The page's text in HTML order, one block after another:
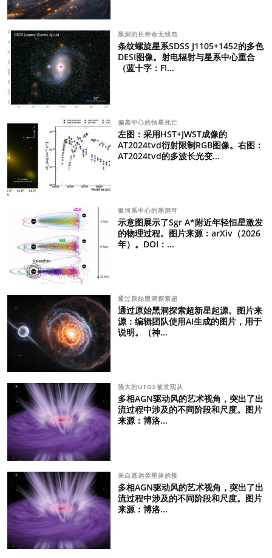
黑洞的长寿命无线电
条纹螺旋星系SDSS J1105+1452的多色
DESI图像。射电辐射与星系中心重合
（蓝十字：FI...
偏离中心的恒星死亡
左图：采用HST+JWST成像的
AT2024tvd衍射限制RGB图像。右图：
AT2024tvd的多波长光变...
银河系中心的黑洞可
示意图展示了Sgr A*附近年轻恒星激发
的物理过程。图片来源：arXiv（2026
年）。DOI：...
通过原始黑洞探索超
通过原始黑洞探索超新星起源。图片来
源：编辑团队使用AI生成的图片，用于
说明。（神...
强大的UFOS被发现从
多相AGN驱动风的艺术视角，突出了出
流过程中涉及的不同阶段和尺度。图片
来源：博洛...
来自遥远类星体的接
多相AGN驱动风的艺术视角，突出了出
流过程中涉及的不同阶段和尺度。图片
来源：博洛...